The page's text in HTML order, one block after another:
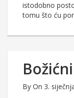
istodobno
tomu što ću
By On 3.